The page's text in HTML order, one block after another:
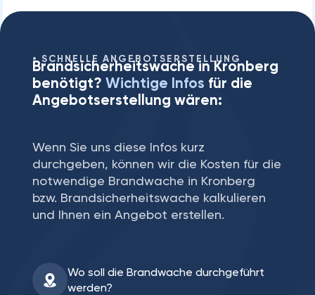
SCHNELLE ANGEBOTSERSTELLUNG
Brandsicherheitswache in Kronberg
benötigt? Wichtige Infos für die
Angebotserstellung wären:
Wenn Sie uns diese Infos kurz
durchgeben, können wir die Kosten für die
notwendige Brandwache in Kronberg
bzw. Brandsicherheitswache kalkulieren
und Ihnen ein Angebot erstellen.
Wo soll die Brandwache durchgeführt
werden?